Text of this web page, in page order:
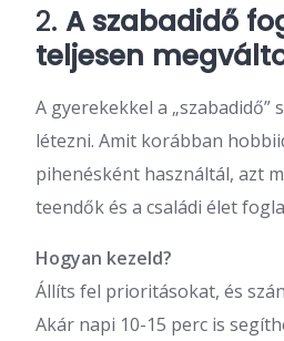
2. A szabadidő
teljesen
A gyerekekkel a „szabadidő”
létezni. Amit korábban
pihenésként használtál, azt
teendők és a családi élet
Hogyan kezeld?
Állíts fel prioritásokat, és
Akár napi 10-15 perc is